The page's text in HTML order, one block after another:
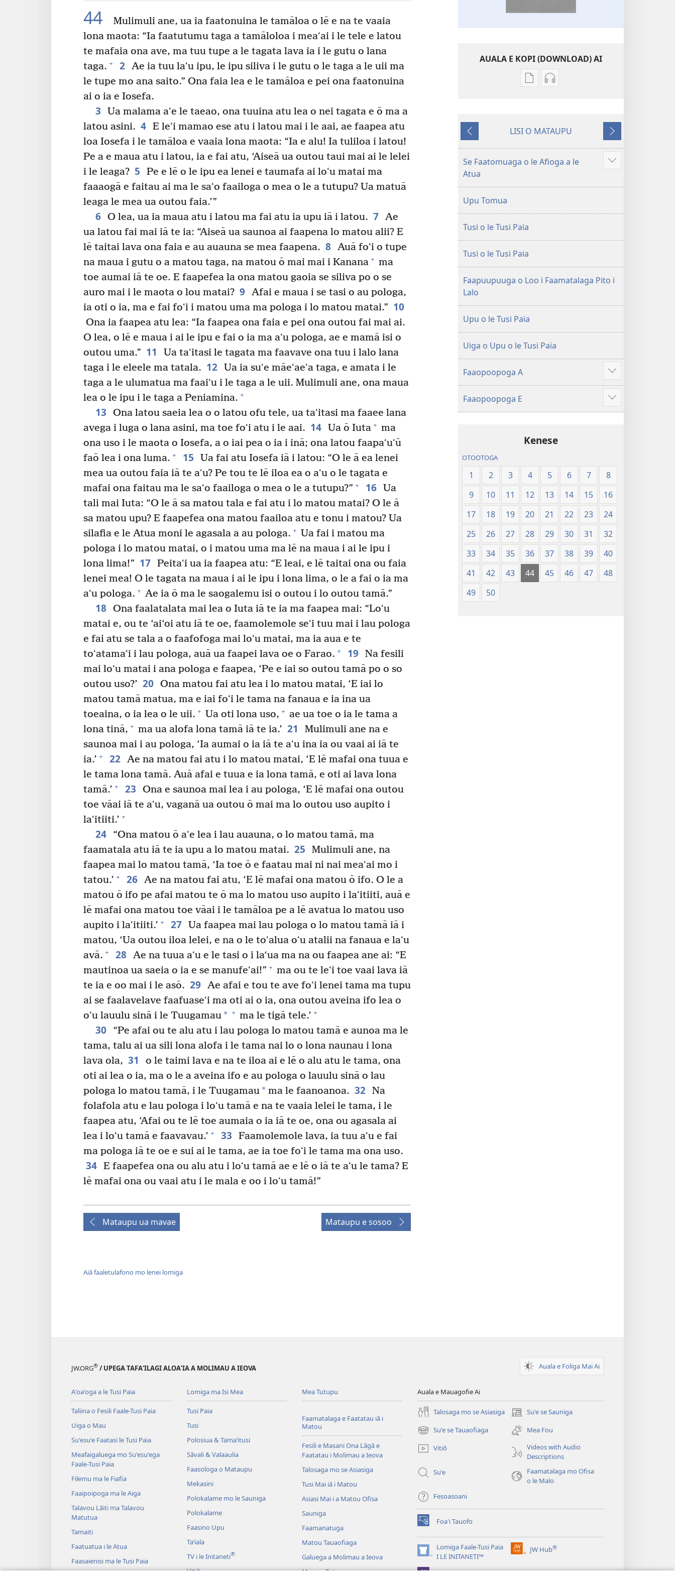
44
Mulimuli ane, ua ia faatonuina le tamāloa o lē e na te vaaia
lona maota: “Ia faatutumu taga a tamāloloa i meaʻai i le tele e latou
te mafaia ona ave, ma tuu tupe a le tagata lava ia i le gutu o lana
taga. + 2 Ae ia tuu laʻu ipu, le ipu siliva i le gutu o le taga a le uii ma
le tupe mo ana saito.” Ona faia lea e le tamāloa e pei ona faatonuina
ai o ia e Iosefa.
3
Ua malama aʻe le taeao, ona tuuina atu lea o nei tagata e ō ma a
latou asini. 4 E leʻi mamao ese atu i latou mai i le aai, ae faapea atu
loa Iosefa i le tamāloa e vaaia lona maota: “Ia e alu! Ia tuliloa i latou!
Pe a e maua atu i latou, ia e fai atu, ‘Aiseā ua outou taui mai ai le lelei
i le leaga? 5
Pe e lē o le ipu ea lenei e taumafa ai loʻu matai ma
faaaogā e faitau ai ma le saʻo faailoga o mea o le a tutupu? Ua matuā
leaga le mea ua outou faia.’”
6 O lea, ua ia maua atu i latou ma fai atu ia upu iā i latou. 7 Ae
ua latou fai mai iā te ia: “Aiseā ua saunoa ai faapena lo matou alii? E
lē taitai lava ona faia e au auauna se mea faapena. 8 Auā foʻi o tupe
na maua i gutu o a matou taga, na matou ō mai mai i Kanana + ma
toe aumai iā te oe. E faapefea la ona matou gaoia se siliva po o se
auro mai i le maota o lou matai? 9 Afai e maua i se tasi o au pologa,
ia oti o ia, ma e fai foʻi i matou uma ma pologa i lo matou matai.” 10
Ona ia faapea atu lea: “Ia faapea ona faia e pei ona outou fai mai ai.
O lea, o lē e maua i ai le ipu e fai o ia ma aʻu pologa, ae e mamā isi o
outou uma.” 11
Ua taʻitasi le tagata ma faavave ona tuu i lalo lana
taga i le eleele ma tatala. 12 Ua ia suʻe māeʻaeʻa taga, e amata i le
taga a le ulumatua ma faaiʻu i le taga a le uii. Mulimuli ane, ona maua
lea o le ipu i le taga a Peniamina. +
13
Ona latou saeia lea o o latou ofu tele, ua taʻitasi ma faaee lana
avega i luga o lana asini, ma toe foʻi atu i le aai. 14 Ua ō Iuta + ma
ona uso i le maota o Iosefa, a o iai pea o ia i inā; ona latou faapaʻuʻū
faō lea i ona luma. + 15
Ua fai atu Iosefa iā i latou: “O le ā ea lenei
mea ua outou faia iā te aʻu? Pe tou te lē iloa ea o aʻu o le tagata e
mafai ona faitau ma le saʻo faailoga o mea o le a tutupu?” + 16 Ua
tali mai Iuta: “O le ā sa matou tala e fai atu i lo matou matai? O le ā
sa matou upu? E faapefea ona matou faailoa atu e tonu i matou? Ua
silafia e le Atua moni le agasala a au pologa. + Ua fai i matou ma
pologa i lo matou matai, o i matou uma ma lē na maua i ai le ipu i
lona lima!” 17 Peitaʻi ua ia faapea atu: “E leai, e lē taitai ona ou faia
lenei mea! O le tagata na maua i ai le ipu i lona lima, o le a fai o ia ma
aʻu pologa. + Ae ia ō ma le saogalemu isi o outou i lo outou tamā.”
18 Ona faalatalata mai lea o Iuta iā te ia ma faapea mai: “Loʻu
matai e, ou te ‘ai‘oi atu iā te oe, faamolemole seʻi tuu mai i lau pologa
e fai atu se tala a o faafofoga mai loʻu matai, ma ia aua e te
toʻatamaʻi i lau pologa, auā ua faapei lava oe o Farao. + 19 Na fesili
mai loʻu matai i ana pologa e faapea, ‘Pe e iai so outou tamā po o so
outou uso?’ 20 Ona matou fai atu lea i lo matou matai, ‘E iai lo
matou tamā matua, ma e iai foʻi le tama na fanaua e ia ina ua
toeaina, o ia lea o le uii. + Ua oti lona uso, + ae ua toe o ia le tama a
lona tinā, + ma ua alofa lona tamā iā te ia.’ 21
Mulimuli ane na e
saunoa mai i au pologa, ‘Ia aumai o ia iā te aʻu ina ia ou vaai ai iā te
ia.’ + 22 Ae na matou fai atu i lo matou matai, ‘E lē mafai ona tuua e
le tama lona tamā. Auā afai e tuua e ia lona tamā, e oti ai lava lona
tamā.’ + 23
Ona e saunoa mai lea i au pologa, ‘E lē mafai ona outou
toe vāai iā te aʻu, vaganā ua outou ō mai ma lo outou uso aupito i
laʻitiiti.’ +
24
“Ona matou ō aʻe lea i lau auauna, o lo matou tamā, ma
faamatala atu iā te ia upu a lo matou matai. 25
Mulimuli ane, na
faapea mai lo matou tamā, ‘Ia toe ō e faatau mai ni nai meaʻai mo i
tatou.’ + 26 Ae na matou fai atu, ‘E lē mafai ona matou ō ifo. O le a
matou ō ifo pe afai matou te ō ma lo matou uso aupito i laʻitiiti, auā e
lē mafai ona matou toe vāai i le tamāloa pe a lē avatua lo matou uso
aupito i laʻitiiti.’ + 27 Ua faapea mai lau pologa o lo matou tamā iā i
matou, ‘Ua outou iloa lelei, e na o le toʻalua oʻu atalii na fanaua e laʻu
avā. + 28 Ae na tuua aʻu e le tasi o i la‘ua ma na ou faapea ane ai: “E
mautinoa ua saeia o ia e se manufeʻai!” + ma ou te leʻi toe vaai lava iā
te ia e oo mai i le asō. 29 Ae afai e tou te ave foʻi lenei tama ma tupu
ai se faalavelave faafuaseʻi ma oti ai o ia, ona outou aveina ifo lea o
oʻu lauulu sinā i le Tuugamau* + ma le tigā tele.’ +
30
“Pe afai ou te alu atu i lau pologa lo matou tamā e aunoa ma le
tama, talu ai ua sili lona alofa i le tama nai lo o lona naunau i lona
lava ola, 31
o le taimi lava e na te iloa ai e lē o alu atu le tama, ona
oti ai lea o ia, ma o le a aveina ifo e au pologa o lauulu sinā o lau
pologa lo matou tamā, i le Tuugamau* ma le faanoanoa. 32 Na
folafola atu e lau pologa i loʻu tamā e na te vaaia lelei le tama, i le
faapea atu, ‘Afai ou te lē toe aumaia o ia iā te oe, ona ou agasala ai
lea i loʻu tamā e faavavau.’ + 33
Faamolemole lava, ia tuu aʻu e fai
ma pologa iā te oe e sui ai le tama, ae ia toe foʻi le tama ma ona uso.
34 E faapefea ona ou alu atu i loʻu tamā ae e lē o iā te aʻu le tama? E
lē mafai ona ou vaai atu i le mala e oo i loʻu tamā!”
Mataupu ua mavae Mataupu e sosoo
Aiā faaletulafono mo lenei lomiga
AUALA E KOPI (DOWNLOAD) AI
Vaega
se
O
le
O
Faaliliuga
le
Lalolagi
i
2013)
Filifili
ai
Tusi
le
a
Lalolagi
Fou
Mataupu
ua
mavae
LISI O MATAUPU
Mataupu
e
sosoo
Se Faatomuaga o le Afioga a le
Atua
Faaali
mea
Upu Tomua
Tusi o le Tusi Paia
Tusi o le Tusi Paia
Faapuupuuga o Loo i Faamatalaga Pito i
Lalo
Upu o le Tusi Paia
Uiga o Upu o le Tusi Paia
Faaopoopoga A
Faaali
isi
mea
Faaopoopoga E
Faaali
isi
Kenese
OTOOTOGA
1 2 3 4 5 6 7
8
9
10 11 12 13 14 15
16
17
18 19 20 21 22 23
24
25
26 27 28 29 30 31
32
33
34 35 36 37 38 39
40
41
42 43 44 45 46 47
48
49
50
JW.ORG® / UPEGA TAFA‘ILAGI ALOA‘IA A MOLIMAU A IEOVA Auala e Foliga Mai Ai
Aʻoaʻoga a le Tusi Paia
Taliina o Fesili Faale-Tusi Paia
Uiga o Mau
Suʻesuʻe Faatasi le Tusi Paia
Meafaigaluega mo Suʻesuʻega
Faale-Tusi Paia
Filemu ma le Fiafia
Faaipoipoga ma le Aiga
Talavou Lāiti ma Talavou
Matutua
Tamaiti
Faatuatua i le Atua
Faasaienisi ma le Tusi Paia
Lomiga ma Isi Mea
Tusi Paia
Tusi
Polosiua & Tamaʻitusi
Sāvali & Valaaulia
Faasologa o Mataupu
Mekasini
Polokalame mo le Sauniga
Polokalame
Faasino Upu
Taʻiala
TV i le Initaneti®
Vitiō
Mea Tutupu
Faamatalaga e Faatatau iā i
Matou
Fesili e Masani Ona Lāgā e
Faatatau i Molimau a Ieova
Talosaga mo se Asiasiga
Tusi Mai iā i Matou
Asiasi Mai i a Matou Ofisa
Sauniga
Faamanatuga
Matou Tauaofiaga
Galuega a Molimau a Ieova
Mea na Tutupu
Auala e Mauagofie Ai
Talosaga mo se Asiasiga Suʻe se Sauniga
(tatala
se
isi
polokalame)
Suʻe se Tauaofiaga
(tatala
se
isi
Mea Fou
Vitiō
Videos with Audio
Descriptions
Suʻe
Faamatalaga mo Ofisa
o le Malo
Fesoasoani
Foa'i Tauofo
(tatala
se
isi
polokalame)
Lomiga Faale-Tusi Paia
I LE INITANETI™
(tatala
se
JW Hub®
(tatala
isi